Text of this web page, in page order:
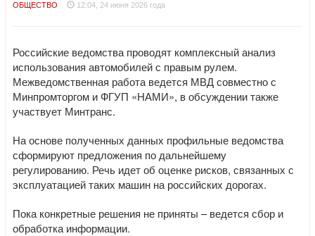
ОБЩЕСТВО 12:04, 24 июня 2026 года
Российские ведомства проводят комплексный анализ
использования автомобилей с правым рулем.
Межведомственная работа ведется МВД совместно с
Минпромторгом и ФГУП «НАМИ», в обсуждении также
участвует Минтранс.
На основе полученных данных профильные ведомства
сформируют предложения по дальнейшему
регулированию. Речь идет об оценке рисков, связанных с
эксплуатацией таких машин на российских дорогах.
Пока конкретные решения не приняты – ведется сбор и
обработка информации.